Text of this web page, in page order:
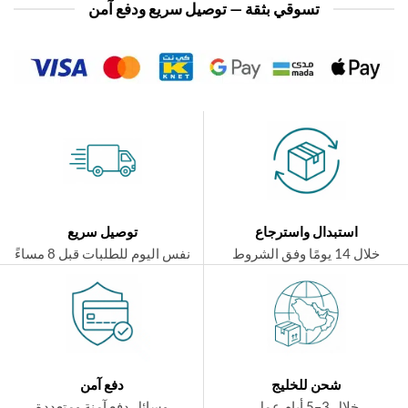
تسوقي بثقة — توصيل سريع ودفع آمن
استبدال واسترجاع
توصيل سريع
نفس اليوم للطلبات قبل 8 مساءً
شحن للخليج
دفع آمن